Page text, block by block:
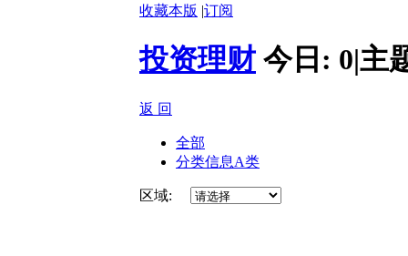
收藏本版 |订阅
投资理财 今日: 0|主
返 回
全部
分类信息A类
区域: